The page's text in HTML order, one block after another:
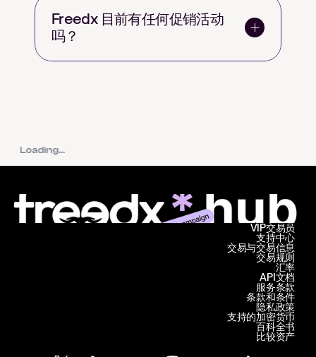
Loading...
Freedx 目前有任何促销活动
吗？
支持中心
交易与交易信息
VIP交易员
交易规则
汇率
API文档
服务条款
条款和条件
隐私政策
支持的加密货币
百科全书
比较资产